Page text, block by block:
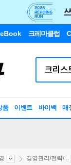
eBook 크레마클럽
품 이벤트 바이백 매
경영관리/전략/...